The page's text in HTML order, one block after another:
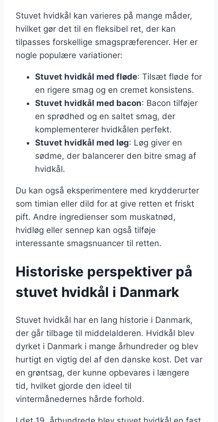
Stuvet hvidkål kan varieres på mange måder,
hvilket gør det til en fleksibel ret, der kan
tilpasses forskellige smagspræferencer. Her er
nogle populære variationer:
Stuvet hvidkål med fløde: Tilsæt fløde for
en rigere smag og en cremet konsistens.
Stuvet hvidkål med bacon: Bacon tilføjer
en sprødhed og en saltet smag, der
komplementerer hvidkålen perfekt.
Stuvet hvidkål med løg: Løg giver en
sødme, der balancerer den bitre smag af
hvidkål.
Du kan også eksperimentere med krydderurter
som timian eller dild for at give retten et friskt
pift. Andre ingredienser som muskatnød,
hvidløg eller sennep kan også tilføje
interessante smagsnuancer til retten.
Historiske perspektiver på
stuvet hvidkål i Danmark
Stuvet hvidkål har en lang historie i Danmark,
der går tilbage til middelalderen. Hvidkål blev
dyrket i Danmark i mange århundreder og blev
hurtigt en vigtig del af den danske kost. Det var
en grøntsag, der kunne opbevares i længere
tid, hvilket gjorde den ideel til
vintermånedernes hårde forhold.